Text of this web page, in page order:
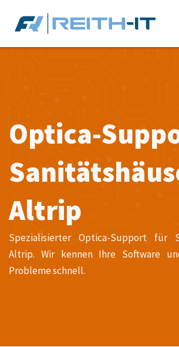
Optica-
Altrip
Spezialisierter Optica-Support für
Altrip. Wir kennen Ihre Software
Probleme schnell.